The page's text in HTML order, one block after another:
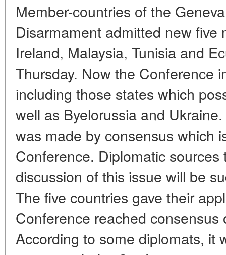
Member-countries of the
Disarmament admitted new five
Ireland, Malaysia, Tunisia and
Thursday. Now the Conference
including those states which
well as Byelorussia and
was made by consensus which
Conference. Diplomatic sources
discussion of this issue will be
The five countries gave their
Conference reached consensus
According to some diplomats, it